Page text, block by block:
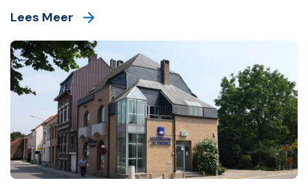
Lees Meer